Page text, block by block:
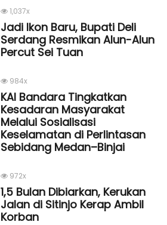
1,037x
Jadi Ikon Baru, Bupati Deli
Serdang Resmikan Alun-Alun
Percut Sei Tuan
984x
KAI Bandara Tingkatkan
Kesadaran Masyarakat
Melalui Sosialisasi
Keselamatan di Perlintasan
Sebidang Medan–Binjai
972x
1,5 Bulan Dibiarkan, Kerukan
Jalan di Sitinjo Kerap Ambil
Korban